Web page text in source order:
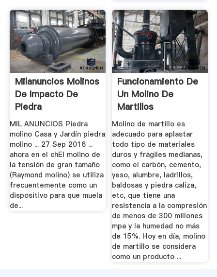
Milanuncios Molinos
De Impacto De
Piedra
MIL ANUNCIOS Piedra
molino Casa y Jardín piedra
molino ... 27 Sep 2016 ...
ahora en el chEl molino de
la tensión de gran tamaño
(Raymond molino) se utiliza
frecuentemente como un
dispositivo para que muela
de...
Funcionamiento De
Un Molino De
Martillos
Molino de martillo es
adecuado para aplastar
todo tipo de materiales
duros y frágiles medianas,
como el carbón, cemento,
yeso, alumbre, ladrillos,
baldosas y piedra caliza,
etc, que tiene una
resistencia a la compresión
de menos de 300 millones
mpa y la humedad no más
de 15%. Hoy en día, molino
de martillo se considera
como un producto ...